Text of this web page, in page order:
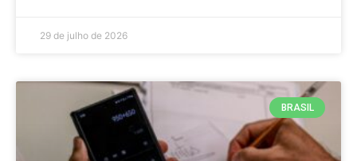
29 de julho de 2026
BRASIL